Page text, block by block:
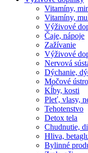
Vitamíny,
Vitamíny,
Výživové
Čaje, nápoje
Zažívanie
Výživové
Nervová
Dýchanie,
Močové
Kĺby, kosti
Pleť, vlasy,
Tehotenstvo
Detox tela
Chudnutie,
Hliva,
Bylinné